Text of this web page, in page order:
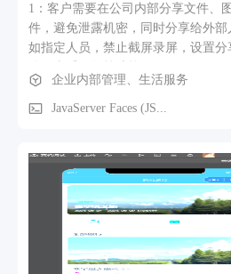
1：客户需要在公司内部分享文件、
件，避免泄露机密，同时分享给外部
如指定人员，禁止截屏录屏，设置
企业内部管理、生活服务
JavaServer Faces (JS...